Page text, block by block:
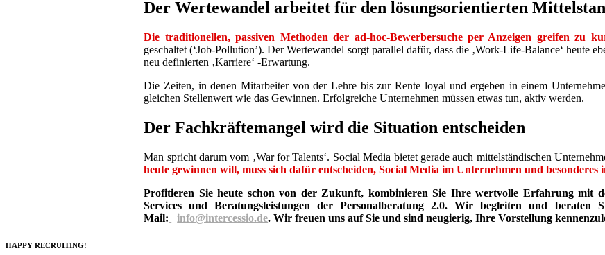
Der Wertewandel arbeitet für den lösungsorientierten
Die traditionellen, passiven Methoden der ad-hoc-Bewerbersuche per Anzeigen greifen zu
geschaltet (‘Job-Pollution’). Der Wertewandel sorgt parallel dafür, dass die ‚Work-Life-Balance‘
neu definierten ‚Karriere‘ -Erwartung.
Die Zeiten, in denen Mitarbeiter von der Lehre bis zur Rente loyal und ergeben in einem
gleichen Stellenwert wie das Gewinnen. Erfolgreiche Unternehmen müssen etwas tun, aktiv werden.
Der Fachkräftemangel wird die Situation entscheiden
Man spricht darum vom ‚War for Talents‘. Social Media bietet gerade auch mittelständischen
heute gewinnen will, muss sich dafür entscheiden, Social Media im Unternehmen und besonderes
Profitieren Sie heute schon von der Zukunft, kombinieren Sie Ihre wertvolle Erfahrung mit
Services und Beratungsleistungen der Personalberatung 2.0. Wir begleiten und
Mail:
info@intercessio.de. Wir freuen uns auf Sie und sind neugierig, Ihre Vorstellung
HAPPY RECRUITING!